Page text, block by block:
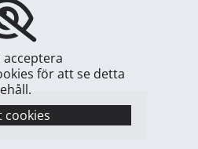
acceptera
för att se detta
cookies